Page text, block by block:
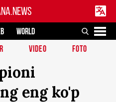
WORLD
VIDEO FOTO
eng ko'p